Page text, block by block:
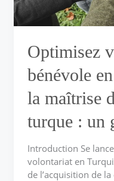
Optimisez
bénévole
la maîtrise
turque : un
Introduction Se
volontariat en
de l’acquisition de
la
maîtrise
de
langue
turque :
un
guide
détaillé